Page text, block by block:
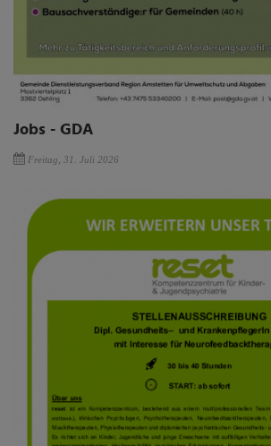
Jobs - GDA
Freitag, 31. Juli 2026